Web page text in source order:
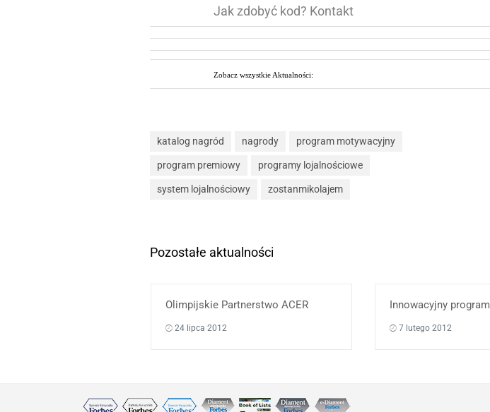
Jak zdobyć kod? Kontakt
Zobacz wszystkie Aktualności:
katalog nagród nagrody program motywacyjny
program premiowy programy lojalnościowe
system lojalnościowy zostanmikolajem
Pozostałe aktualności
Olimpijskie Partnerstwo ACER
24 lipca 2012
Innowacyjny program
7 lutego 2012